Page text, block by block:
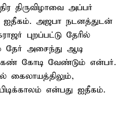
திருவிழாவை அப்பர்
ஐதீகம். அஜபா நடனத்துடன்
புறப்பட்டு தேரில்
தேர் அசைந்து ஆடி
கண் கோடி வேண்டும் என்பர்.
கைலாயத்திலும்,
என்பது ஐதீகம்.